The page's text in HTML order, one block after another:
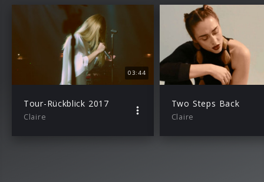
03:44
Tour-Rückblick 2017
Claire
Two Steps Back
Claire